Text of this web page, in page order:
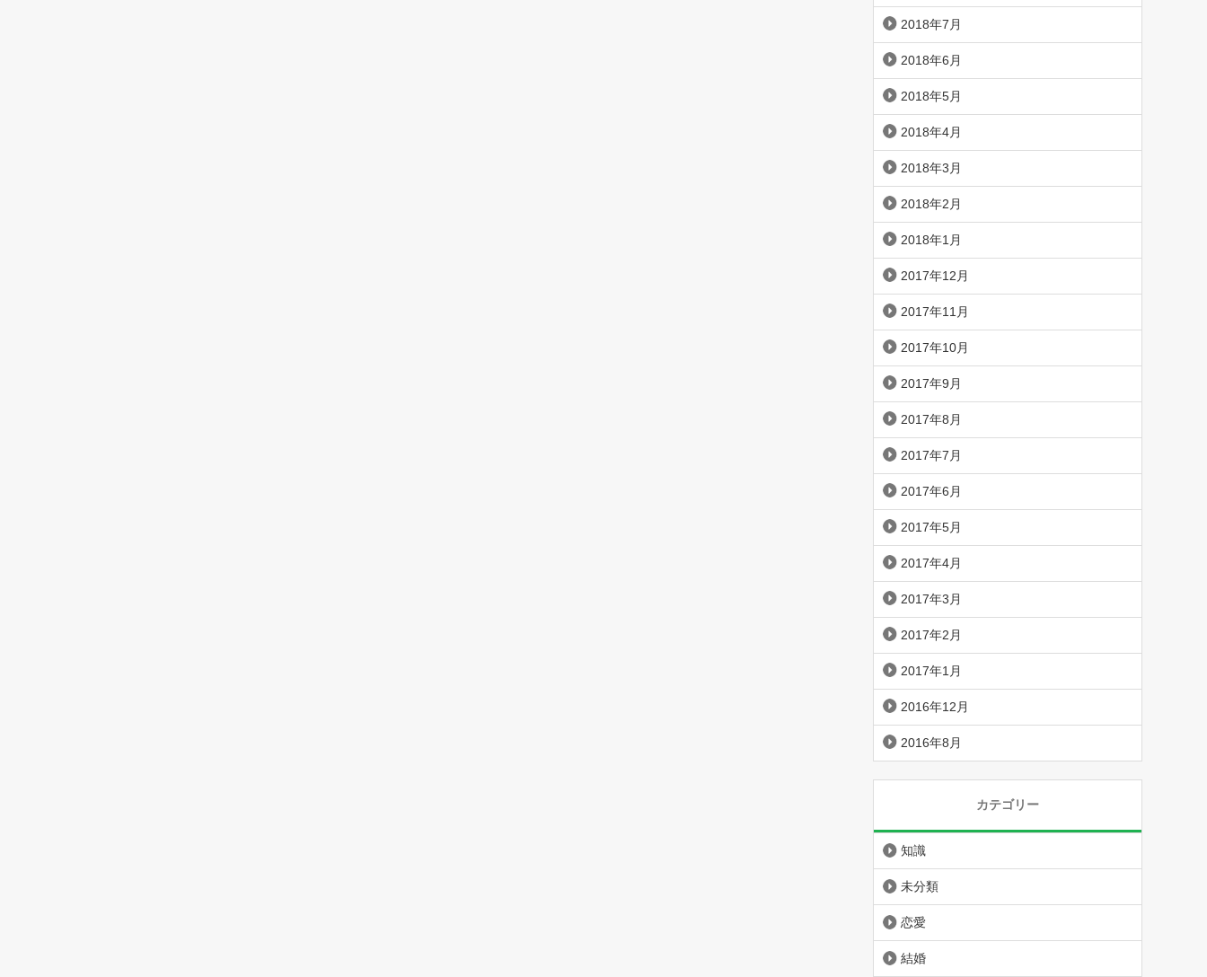
2018年7月
2018年6月
2018年5月
2018年4月
2018年3月
2018年2月
2018年1月
2017年12月
2017年11月
2017年10月
2017年9月
2017年8月
2017年7月
2017年6月
2017年5月
2017年4月
2017年3月
2017年2月
2017年1月
2016年12月
2016年8月
カテゴリー
知識
未分類
恋愛
結婚